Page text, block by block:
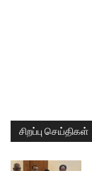
சிறப்பு செய்திகள்